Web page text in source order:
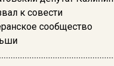
к совести
сообщество